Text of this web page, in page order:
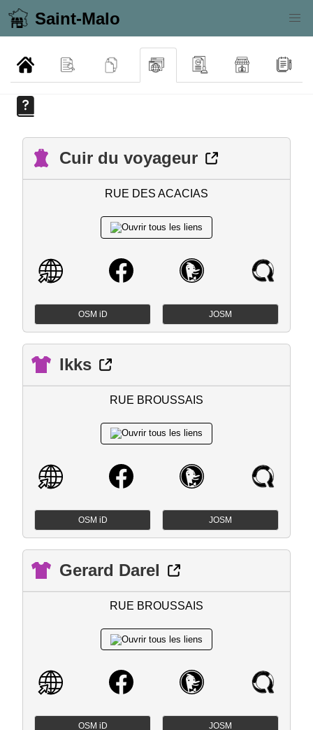
Saint-Malo
Cuir du voyageur
RUE DES ACACIAS
OSM iD JOSM
Ikks
RUE BROUSSAIS
OSM iD JOSM
Gerard Darel
RUE BROUSSAIS
OSM iD JOSM